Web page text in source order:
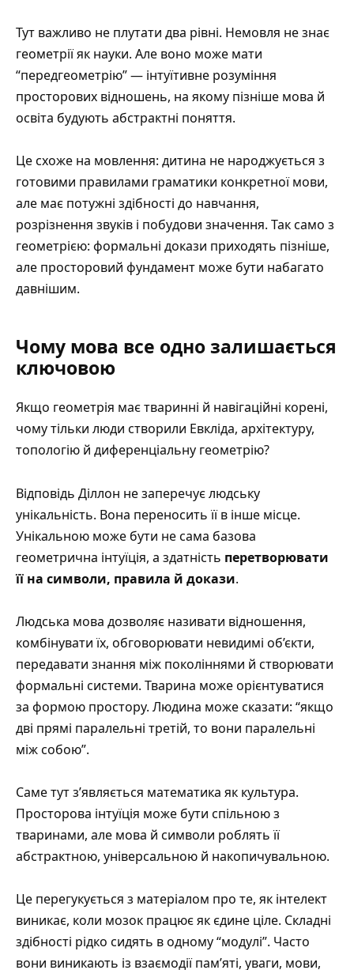
Тут важливо не плутати два рівні. Немовля не знає
геометрії як науки. Але воно може мати
“передгеометрію” — інтуїтивне розуміння
просторових відношень, на якому пізніше мова й
освіта будують абстрактні поняття.
Це схоже на мовлення: дитина не народжується з
готовими правилами граматики конкретної мови,
але має потужні здібності до навчання,
розрізнення звуків і побудови значення. Так само з
геометрією: формальні докази приходять пізніше,
але просторовий фундамент може бути набагато
давнішим.
Чому мова все одно залишається
ключовою
Якщо геометрія має тваринні й навігаційні корені,
чому тільки люди створили Евкліда, архітектуру,
топологію й диференціальну геометрію?
Відповідь Діллон не заперечує людську
унікальність. Вона переносить її в інше місце.
Унікальною може бути не сама базова
геометрична інтуїція, а здатність перетворювати
її на символи, правила й докази.
Людська мова дозволяє називати відношення,
комбінувати їх, обговорювати невидимі об’єкти,
передавати знання між поколіннями й створювати
формальні системи. Тварина може орієнтуватися
за формою простору. Людина може сказати: “якщо
дві прямі паралельні третій, то вони паралельні
між собою”.
Саме тут з’являється математика як культура.
Просторова інтуїція може бути спільною з
тваринами, але мова й символи роблять її
абстрактною, універсальною й накопичувальною.
Це перегукується з матеріалом про те, як інтелект
виникає, коли мозок працює як єдине ціле. Складні
здібності рідко сидять в одному “модулі”. Часто
вони виникають із взаємодії пам’яті, уваги, мови,